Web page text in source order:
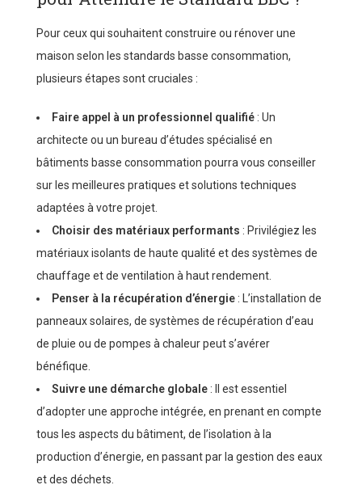
Pour ceux qui souhaitent construire ou rénover une
maison selon les standards basse consommation,
plusieurs étapes sont cruciales :
Faire appel à un professionnel qualifié: Un
architecte ou un bureau d’études spécialisé en
bâtiments basse consommation pourra vous conseiller
sur les meilleures pratiques et solutions techniques
adaptées à votre projet.
Choisir des matériaux performants : Privilégiez les
matériaux isolants de haute qualité et des systèmes de
chauffage et de ventilation à haut rendement.
Penser à la récupération d’énergie: L’installation de
panneaux solaires, de systèmes de récupération d’eau
de pluie ou de pompes à chaleur peut s’avérer
bénéfique.
Suivre une démarche globale: Il est essentiel
d’adopter une approche intégrée, en prenant en compte
tous les aspects du bâtiment, de l’isolation à la
production d’énergie, en passant par la gestion des eaux
et des déchets.